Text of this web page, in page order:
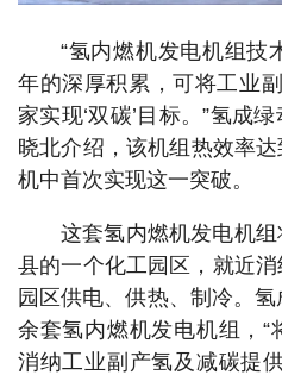
“氢内燃机发电机组技
年的深厚积累，可将工业
家实现‘双碳’目标。”氢成
晓北介绍，该机组热效率
机中首次实现这一突破。
这套氢内燃机发电机
县的一个化工园区，就近
园区供电、供热、制冷。
余套氢内燃机发电机组，
消纳工业副产氢及减碳提